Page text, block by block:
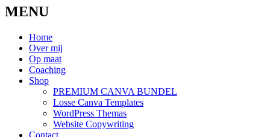
MENU
Home
Over mij
Op maat
Coaching
Shop
PREMIUM CANVA BUNDEL
Losse Canva Templates
WordPress Themas
Website Copywriting
Contact